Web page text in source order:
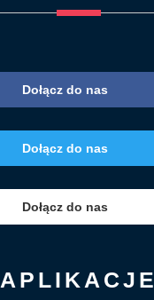
Dołącz do nas
Dołącz do nas
Dołącz do nas
APLIKACJE